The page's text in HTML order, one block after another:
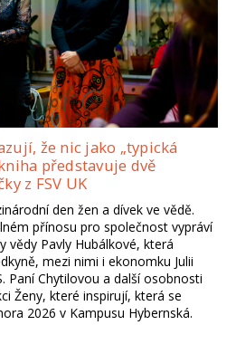
že nic jako „typická
představuje dvě
z FSV UK
den žen a dívek ve vědě.
přínosu pro společnost vypráví
vědy Pavly Hubálkové, která
mezi nimi i ekonomku Julii
Paní Chytilovou a další osobnosti
Ženy, které inspirují, která se
2026 v Kampusu Hybernská.